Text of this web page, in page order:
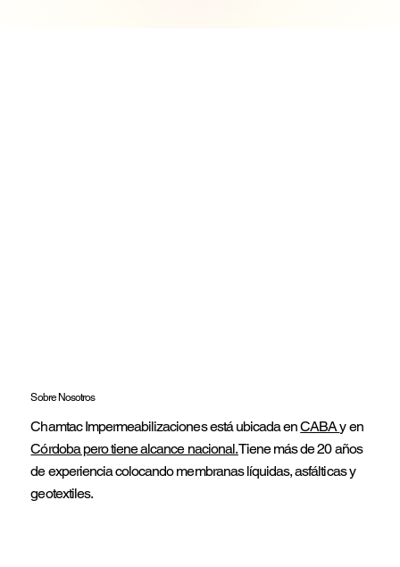
Sobre Nosotros
Chamtac Impermeabilizaciones está ubicada enCABAy en
Córdoba pero tiene alcance nacional.Tiene más de 20 años
de experiencia colocando membranas líquidas, asfálticas y
geotextiles.